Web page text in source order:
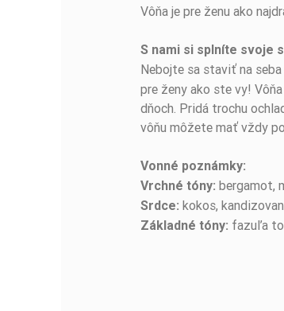
Vôňa je pre ženu ako
S nami si splníte svoje
Nebojte sa staviť na
pre ženy ako ste vy!
dňoch. Pridá trochu
vôňu môžete mať vždy
Vonné poznámky:
Vrchné tóny:bergamot,
Srdce:kokos,
Základné tóny: fazuľa